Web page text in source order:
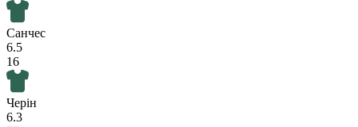
Санчес
6.5
16
Черін
6.3